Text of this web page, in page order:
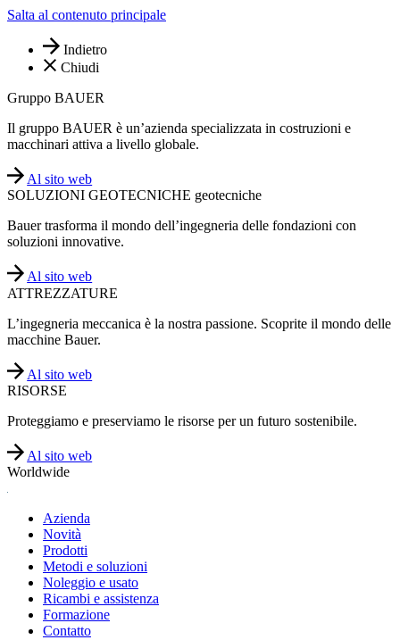
Salta al contenuto principale
Indietro
Chiudi
Gruppo BAUER
Il gruppo BAUER è un’azienda specializzata in costruzioni e
macchinari attiva a livello globale.
Al sito web
SOLUZIONI GEOTECNICHE geotecniche
Bauer trasforma il mondo dell’ingegneria delle fondazioni con
soluzioni innovative.
Al sito web
ATTREZZATURE
L’ingegneria meccanica è la nostra passione. Scoprite il mondo delle
macchine Bauer.
Al sito web
RISORSE
Proteggiamo e preserviamo le risorse per un futuro sostenibile.
Al sito web
Worldwide
Azienda
Novità
Prodotti
Metodi e soluzioni
Noleggio e usato
Ricambi e assistenza
Formazione
Contatto